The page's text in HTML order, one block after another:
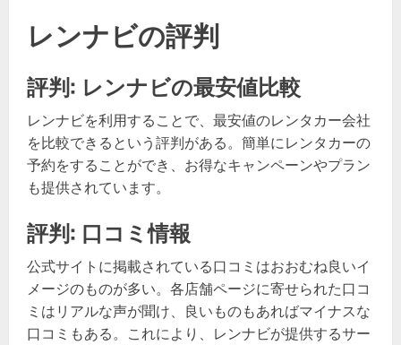
レンナビの評判
評判: レンナビの最安値比較
レンナビを利用することで、最安値のレンタカー会社
を比較できるという評判がある。簡単にレンタカーの
予約をすることができ、お得なキャンペーンやプラン
も提供されています。
評判: 口コミ情報
公式サイトに掲載されている口コミはおおむね良いイ
メージのものが多い。各店舗ページに寄せられた口コ
ミはリアルな声が聞け、良いものもあればマイナスな
口コミもある。これにより、レンナビが提供するサー